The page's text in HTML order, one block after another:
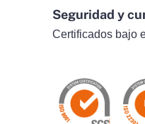
Seguridad y
Certificados bajo